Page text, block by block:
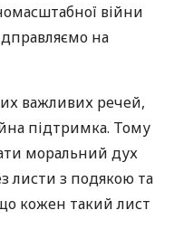
війни
на
важливих речей,
підтримка. Тому
моральний дух
листи з подякою та
кожен такий лист